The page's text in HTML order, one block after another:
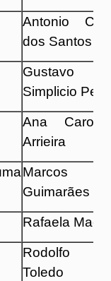
Antonio
dos Santos
Gustavo
Simplicio
Ana
Arrieira
Marcos
Guimarães
Rafaela
Rodolfo
Toledo